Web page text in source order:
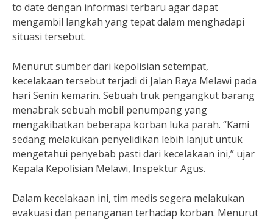
to date dengan informasi terbaru agar dapat
mengambil langkah yang tepat dalam menghadapi
situasi tersebut.
Menurut sumber dari kepolisian setempat,
kecelakaan tersebut terjadi di Jalan Raya Melawi pada
hari Senin kemarin. Sebuah truk pengangkut barang
menabrak sebuah mobil penumpang yang
mengakibatkan beberapa korban luka parah. “Kami
sedang melakukan penyelidikan lebih lanjut untuk
mengetahui penyebab pasti dari kecelakaan ini,” ujar
Kepala Kepolisian Melawi, Inspektur Agus.
Dalam kecelakaan ini, tim medis segera melakukan
evakuasi dan penanganan terhadap korban. Menurut